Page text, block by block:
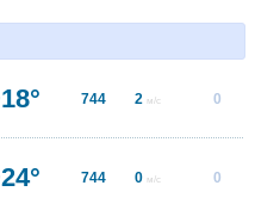
744 2 м/с 0
744 0 м/с 0